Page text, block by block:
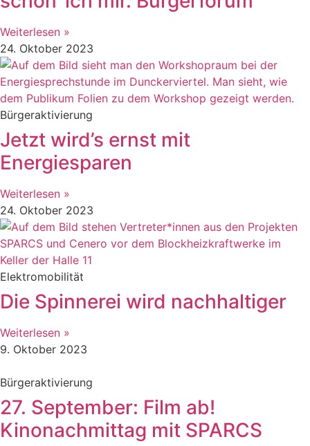
Weiterlesen »
24. Oktober 2023
Bürgeraktivierung
Jetzt wird’s ernst mit
Energiesparen
Weiterlesen »
24. Oktober 2023
Elektromobilität
Die Spinnerei wird nachhaltiger
Weiterlesen »
9. Oktober 2023
Bürgeraktivierung
27. September: Film ab!
Kinonachmittag mit SPARCS